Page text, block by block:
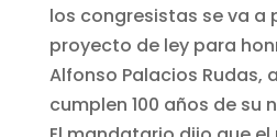
los congresistas se va a
proyecto de ley para
Alfonso Palacios Rudas,
cumplen 100 años de su